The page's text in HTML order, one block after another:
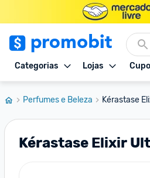
Categorias Lojas
Perfumes e Beleza Kérastase
Kérastase Elixir